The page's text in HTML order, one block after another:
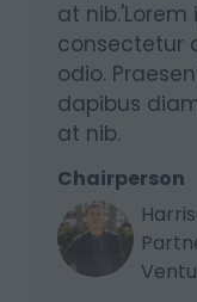
at
consectetur
odio.
dapibus
at nib.
Chairperson